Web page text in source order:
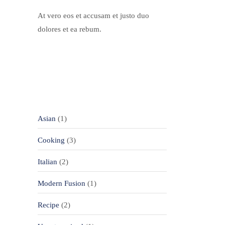
At vero eos et accusam et justo duo
dolores et ea rebum.
Asian (1)
Cooking (3)
Italian (2)
Modern Fusion (1)
Recipe (2)